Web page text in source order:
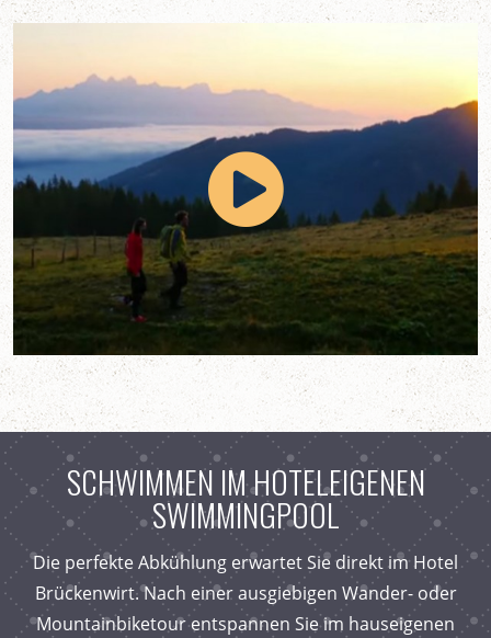
SCHWIMMEN IM HOTELEIGENEN
SWIMMINGPOOL
Die perfekte Abkühlung erwartet Sie direkt im Hotel
Brückenwirt. Nach einer ausgiebigen Wander- oder
Mountainbiketour entspannen Sie im hauseigenen